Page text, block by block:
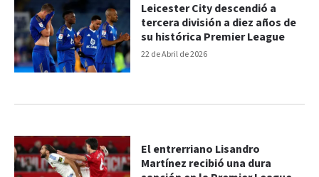
22 de Abril de 2026
Leicester City descendió a
tercera división a diez años de
su histórica Premier League
El entrerriano Lisandro
Martínez recibió una dura